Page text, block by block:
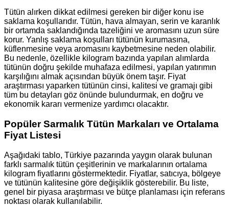
Tütün alırken dikkat edilmesi gereken bir diğer konu ise
saklama koşullarıdır. Tütün, hava almayan, serin ve karanlık
bir ortamda saklandığında tazeliğini ve aromasını uzun süre
korur. Yanlış saklama koşulları tütünün kurumasına,
küflenmesine veya aromasını kaybetmesine neden olabilir.
Bu nedenle, özellikle kilogram bazında yapılan alımlarda
tütünün doğru şekilde muhafaza edilmesi, yapılan yatırımın
karşılığını almak açısından büyük önem taşır. Fiyat
araştırması yaparken tütünün cinsi, kalitesi ve gramajı gibi
tüm bu detayları göz önünde bulundurmak, en doğru ve
ekonomik kararı vermenize yardımcı olacaktır.
Popüler Sarmalık Tütün Markaları ve Ortalama
Fiyat Listesi
Aşağıdaki tablo, Türkiye pazarında yaygın olarak bulunan
farklı sarmalık tütün çeşitlerinin ve markalarının ortalama
kilogram fiyatlarını göstermektedir. Fiyatlar, satıcıya, bölgeye
ve tütünün kalitesine göre değişiklik gösterebilir. Bu liste,
genel bir piyasa araştırması ve bütçe planlaması için referans
noktası olarak kullanılabilir.